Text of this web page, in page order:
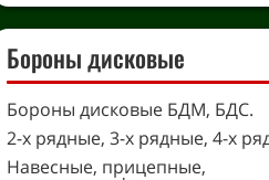
Бороны дисковые
Бороны дисковые БДМ, БДС.
2-х рядные, 3-х рядные, 4-х
Навесные, прицепные,